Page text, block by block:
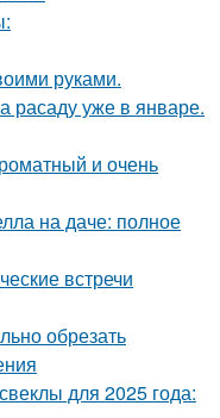
руками.
расаду уже в январе.
и очень
на даче: полное
встречи
обрезать
для 2025 года: